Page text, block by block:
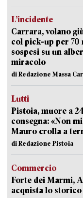
L’incidente
Carrara, volano
col pick-up per 70
sospesi su un
miracolo
di Redazione Massa
Lutti
Pistoia, muore a
consegna: «Non
Mauro crolla a
di Redazione Pistoia
Commercio
Forte dei Marmi,
acquista lo